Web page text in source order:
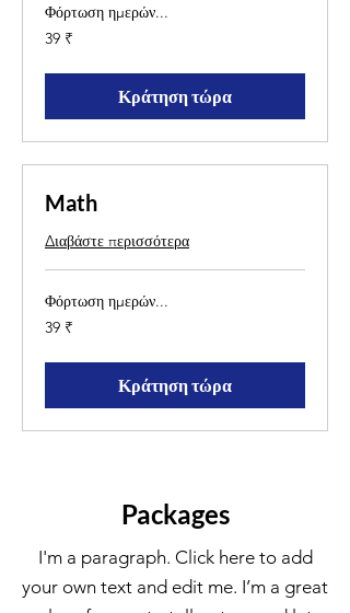
Φόρτωση ημερών...
39
ρουπίες
39 ₹
Κράτηση τώρα
Math
Διαβάστε περισσότερα
Φόρτωση ημερών...
39
ρουπίες
39 ₹
Κράτηση τώρα
Packages
I'm a paragraph. Click here to add
your own text and edit me. I’m a great